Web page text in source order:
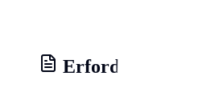
Erforderliche